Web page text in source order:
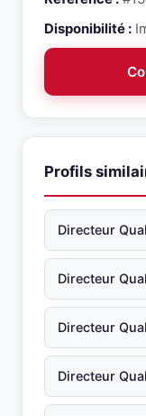
Disponibilité :
Profils
Directeur
Directeur
Directeur
Directeur